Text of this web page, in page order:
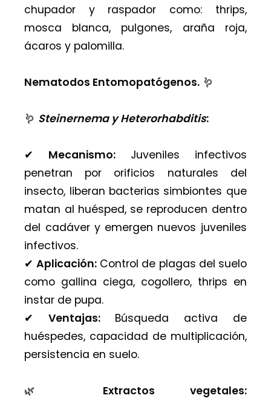
chupador y raspador como: thrips,
mosca blanca, pulgones, araña roja,
ácaros y palomilla.
Nematodos Entomopatógenos. 🪱
🪱 Steinernema y Heterorhabditis:
✔︎ Mecanismo: Juveniles infectivos
penetran por orificios naturales del
insecto, liberan bacterias simbiontes que
matan al huésped, se reproducen dentro
del cadáver y emergen nuevos juveniles
infectivos.
✔︎Aplicación: Control de plagas del suelo
como gallina ciega, cogollero, thrips en
instar de pupa.
✔︎ Ventajas:Búsqueda activa de
huéspedes, capacidad de multiplicación,
persistencia en suelo.
🌿 Extractos vegetales: